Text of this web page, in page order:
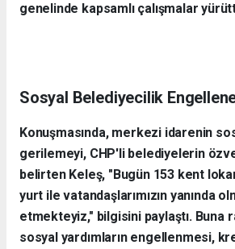
genelinde kapsamlı çalışmalar
Sosyal Belediyecilik
Konuşmasında, merkezi idarenin
gerilemeyi, CHP'li belediyelerin
belirten Keleş, "Bugün 153 kent
yurt ile vatandaşlarımızın yanında
etmekteyiz," bilgisini paylaştı. Buna
sosyal yardımların engellenmesi,